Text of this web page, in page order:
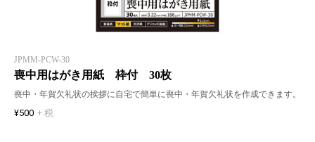
JPMM-PCW-30
喪中用はがき用紙 枠付 30枚
喪中・年賀欠礼状の挨拶に自宅で簡単に喪中・年賀欠礼状を作成できます。
¥500 + 税